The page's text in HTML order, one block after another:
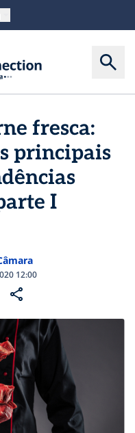
fresca:
principais
I
12:00